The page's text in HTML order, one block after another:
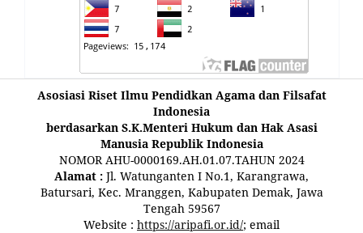
Asosiasi Riset Ilmu Pendidkan Agama dan Filsafat
Indonesia
berdasarkan S.K.Menteri Hukum dan Hak Asasi
Manusia Republik Indonesia
NOMOR AHU-0000169.AH.01.07.TAHUN 2024
Alamat : Jl. Watunganten I No.1, Karangrawa,
Batursari, Kec. Mranggen, Kabupaten Demak, Jawa
Tengah 59567
Website : https://aripafi.or.id/; email